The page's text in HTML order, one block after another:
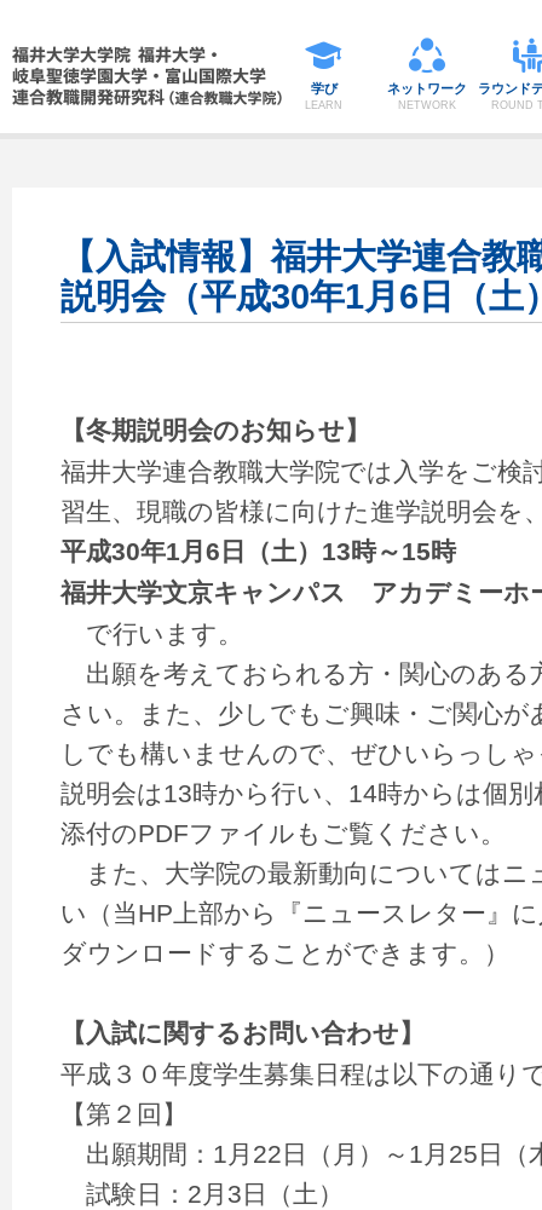
学び
LEARN
ネットワーク
NETWORK
ラウンド
ROUND
【入試情報】福井大学連合
説明会（平成30年1月6日（土
【冬期説明会のお知らせ】
福井大学連合教職大学院では入学をご検
習生、現職の皆様に向けた進学説明会を
平成30年1月6日（土）13時～15時
福井大学文京キャンパス アカデミー
で行います。
出願を考えておられる方・関心のある
さい。また、少しでもご興味・ご関心
しでも構いませんので、ぜひいらっし
説明会は13時から行い、14時からは個
添付のPDFファイルもご覧ください。
また、大学院の最新動向についてはニ
い（当HP上部から『ニュースレター』
ダウンロードすることができます。）
【入試に関するお問い合わせ】
平成３０年度学生募集日程は以下の通り
【第２回】
出願期間：1月22日（月）～1月25日（
試験日：2月3日（土）